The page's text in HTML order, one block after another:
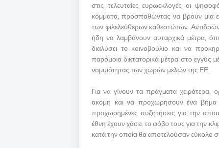
στις τελευταίες ευρωεκλογές οι
κόμματα, προσπαθώντας να βρουν μια
των φιλελεύθερων καθεστώτων.
ήδη να λαμβάνουν αυταρχικά μέτρα,
διαλύσει το κοινοβούλιο και να
παρόμοια δικτατορικά μέτρα στο εγγύς
νομιμότητας των χωρών μελών της ΕΕ.
Για να γίνουν τα πράγματα χειρότερα,
ακόμη και να προχωρήσουν ένα
προχωρημένες συζητήσεις για την
έθνη έχουν χάσει το φόβο τους για την
κατά την οποία θα αποτελούσαν εύκολο